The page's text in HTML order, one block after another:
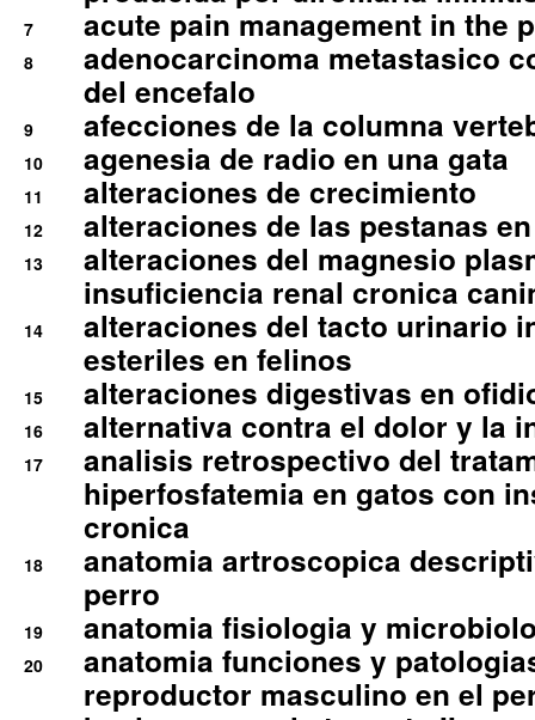
7 acute pain management in the
8
adenocarcinoma metastasico
del encefalo
9 afecciones de la columna
10 agenesia de radio en una gata
11 alteraciones de crecimiento
12 alteraciones de las pestanas
13
alteraciones del magnesio
insuficiencia renal cronica
14
alteraciones del tacto urinario
esteriles en felinos
15 alteraciones digestivas en
16 alternativa contra el dolor y la
17
analisis retrospectivo del
hiperfosfatemia en gatos con
cronica
18
anatomia artroscopica
perro
19 anatomia fisiologia y
20
anatomia funciones y
reproductor masculino en el